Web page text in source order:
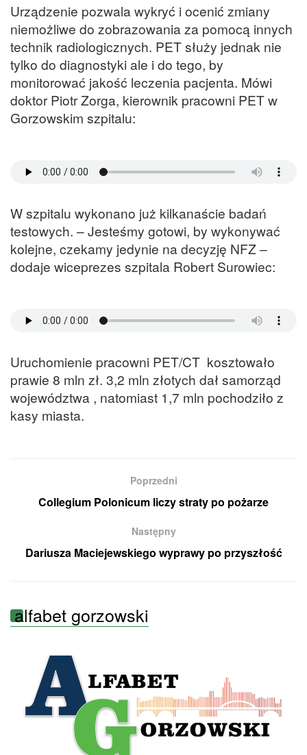
Urządzenie pozwala wykryć i ocenić zmiany
niemożliwe do zobrazowania za pomocą innych
technik radiologicznych. PET służy jednak nie
tylko do diagnostyki ale i do tego, by
monitorować jakość leczenia pacjenta. Mówi
doktor Piotr Zorga, kierownik pracowni PET w
Gorzowskim szpitalu:
W szpitalu wykonano już kilkanaście badań
testowych. – Jesteśmy gotowi, by wykonywać
kolejne, czekamy jedynie na decyzję NFZ –
dodaje wiceprezes szpitala Robert Surowiec:
Uruchomienie pracowni PET/CT kosztowało
prawie 8 mln zł. 3,2 mln złotych dał samorząd
województwa , natomiast 1,7 mln pochodziło z
kasy miasta.
Poprzedni
Collegium Polonicum liczy straty po pożarze
Następny
Dariusza Maciejewskiego wyprawy po przyszłość
alfabet gorzowski